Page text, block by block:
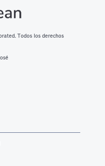
Todos los derechos